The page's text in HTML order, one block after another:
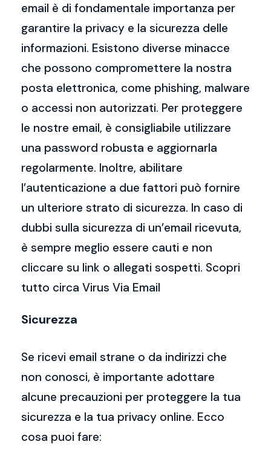
email è di fondamentale importanza per
garantire la privacy e la sicurezza delle
informazioni. Esistono diverse minacce
che possono compromettere la nostra
posta elettronica, come phishing, malware
o accessi non autorizzati. Per proteggere
le nostre email, è consigliabile utilizzare
una password robusta e aggiornarla
regolarmente. Inoltre, abilitare
l’autenticazione a due fattori può fornire
un ulteriore strato di sicurezza. In caso di
dubbi sulla sicurezza di un’email ricevuta,
è sempre meglio essere cauti e non
cliccare su link o allegati sospetti. Scopri
tutto circa Virus Via Email
Sicurezza
Se ricevi email strane o da indirizzi che
non conosci, è importante adottare
alcune precauzioni per proteggere la tua
sicurezza e la tua privacy online. Ecco
cosa puoi fare: